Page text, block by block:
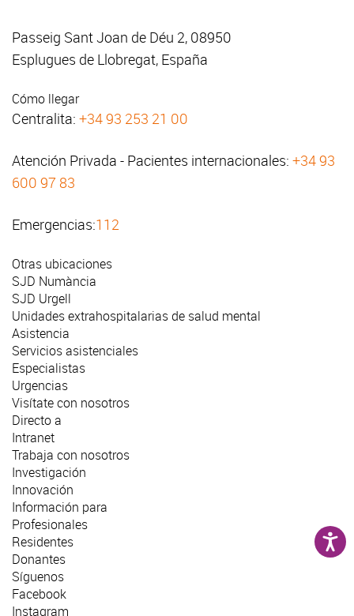
Passeig Sant Joan de Déu 2, 08950
Esplugues de Llobregat, España
Cómo llegar
Centralita: +34 93 253 21 00
Atención Privada - Pacientes internacionales: +34 93
600 97 83
Emergencias:112
Otras ubicaciones
SJD Numància
SJD Urgell
Unidades extrahospitalarias de salud mental
Asistencia
Servicios asistenciales
Especialistas
Urgencias
Visítate con nosotros
Directo a
Intranet
Trabaja con nosotros
Investigación
Innovación
Información para
Profesionales
Residentes
Donantes
Síguenos
Facebook
Instagram